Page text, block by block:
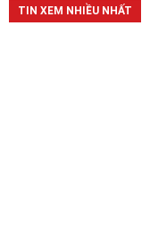
TIN XEM NHIỀU NHẤT